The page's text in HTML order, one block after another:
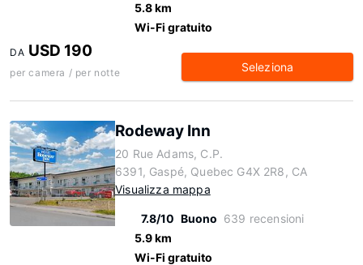
5.8 km
Wi-Fi gratuito
DA USD 190
per camera / per notte Seleziona
Rodeway Inn
20 Rue Adams, C.P.
6391, Gaspé, Quebec G4X 2R8, CA
Visualizza mappa
7.8/10 Buono 639 recensioni
5.9 km
Wi-Fi gratuito